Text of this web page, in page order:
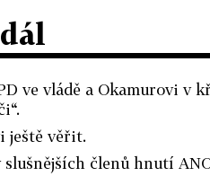
ve vládě a Okamurovi v
ještě věřit.
členů hnutí